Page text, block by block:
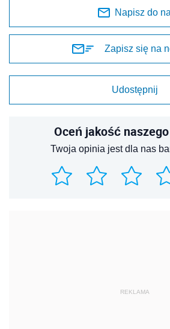
Napisz do
Zapisz się na
Udostępnij
Oceń jakość
Twoja opinia jest dla nas
REKLAMA